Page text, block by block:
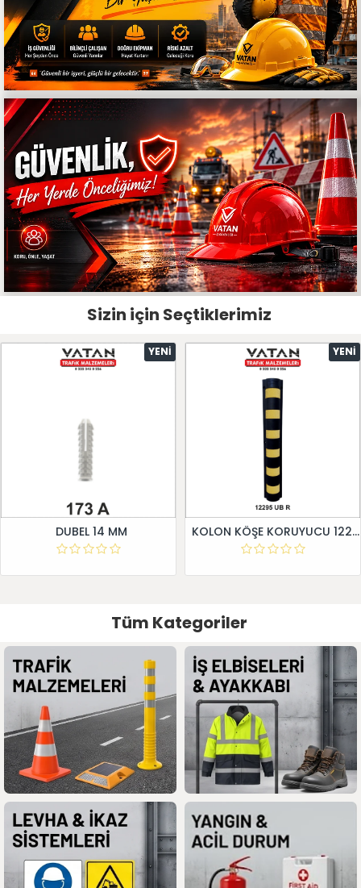
Sizin için Seçtiklerimiz
YENI
DUBEL 14 MM
YENI
KOLON KÖŞE KORUYUCU 12295 UB R
Tüm Kategoriler